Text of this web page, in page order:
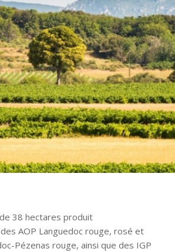
38 hectares produit
AOP Languedoc rouge, rosé et
Pézenas rouge, ainsi que des IGP